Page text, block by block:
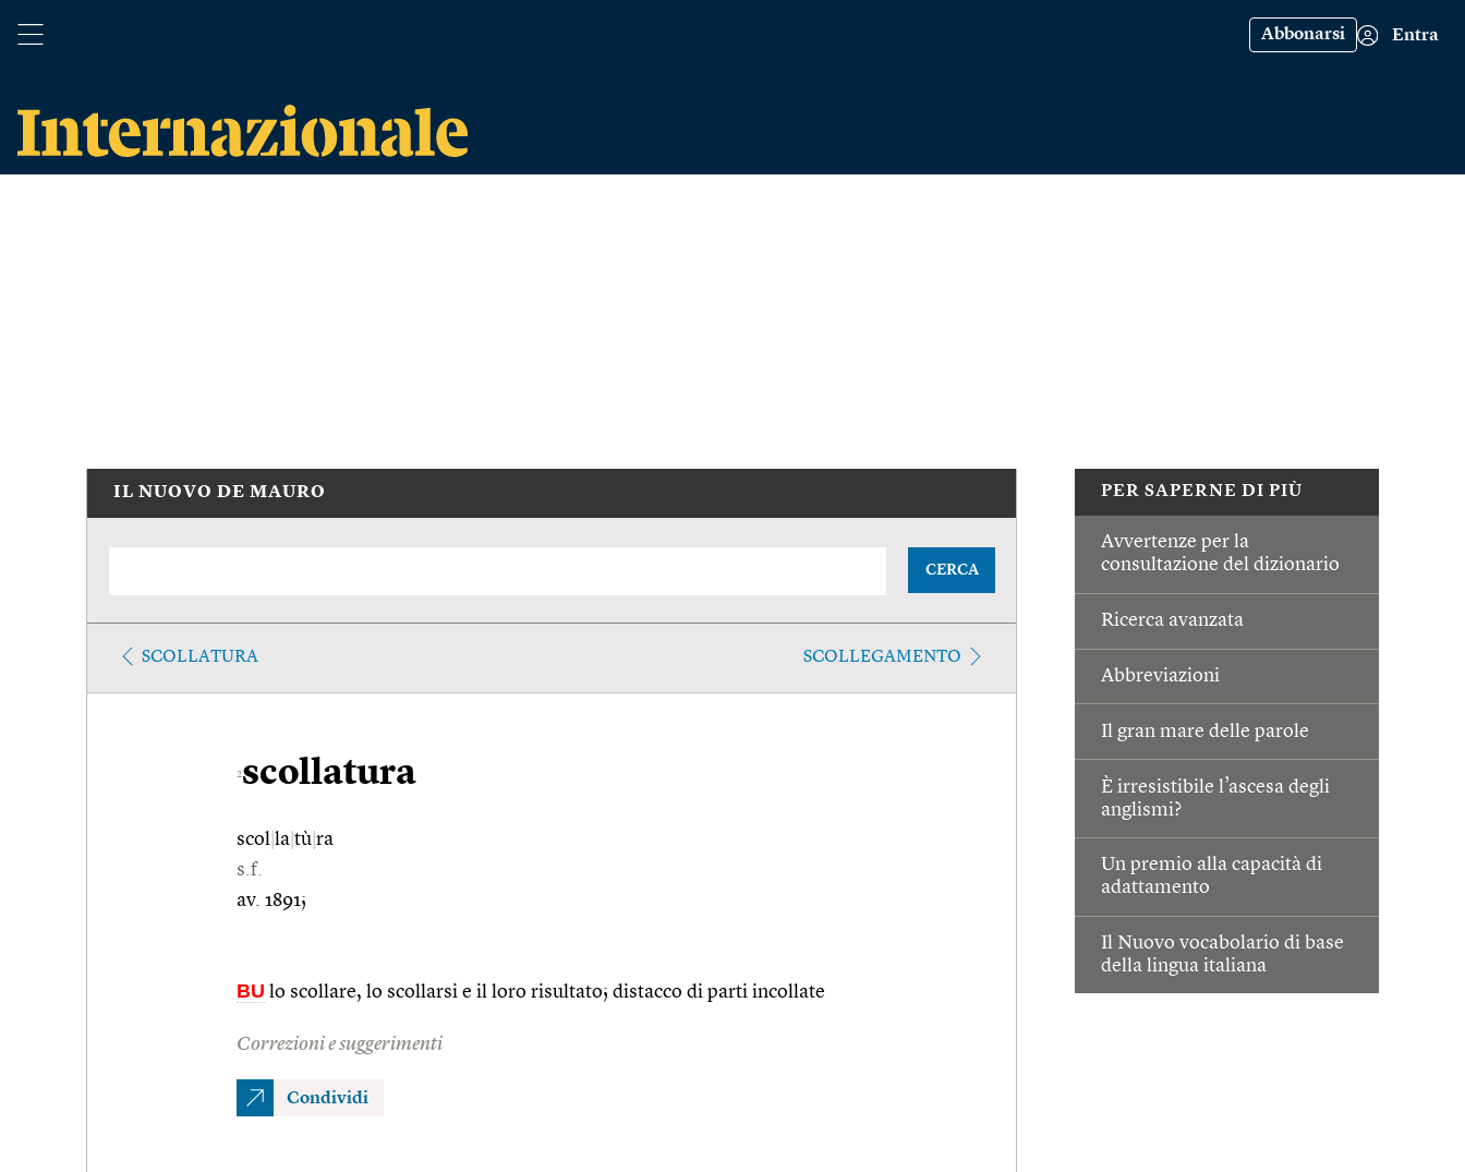
Abbonarsi Entra
PER SAPERNE DI PIÙ
Avvertenze per la
consultazione del dizionario
Ricerca avanzata
Abbreviazioni
Il gran mare delle parole
È irresistibile l’ascesa degli
anglismi?
Un premio alla capacità di
adattamento
Il Nuovo vocabolario di base
della lingua italiana
IL NUOVO DE MAURO
CERCA
SCOLLATURA SCOLLEGAMENTO
2scollatura
scol la tù ra
s.f.
av. 1891;
BU lo scollare, lo scollarsi e il loro risultato; distacco di parti incollate
Correzioni e suggerimenti
Condividi